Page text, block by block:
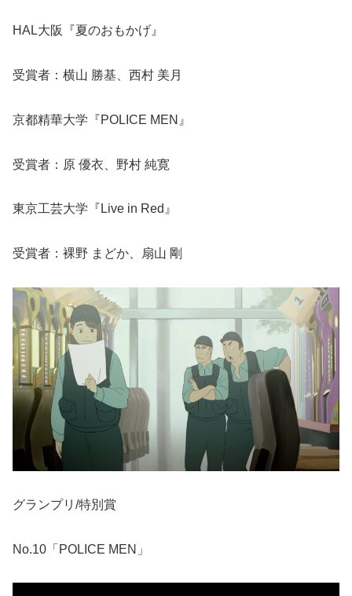
HAL大阪『夏のおもかげ』
受賞者：横山 勝基、西村 美月
京都精華大学『POLICE MEN』
受賞者：原 優衣、野村 純寛
東京工芸大学『Live in Red』
受賞者：裸野 まどか、扇山 剛
グランプリ/特別賞
No.10「POLICE MEN」